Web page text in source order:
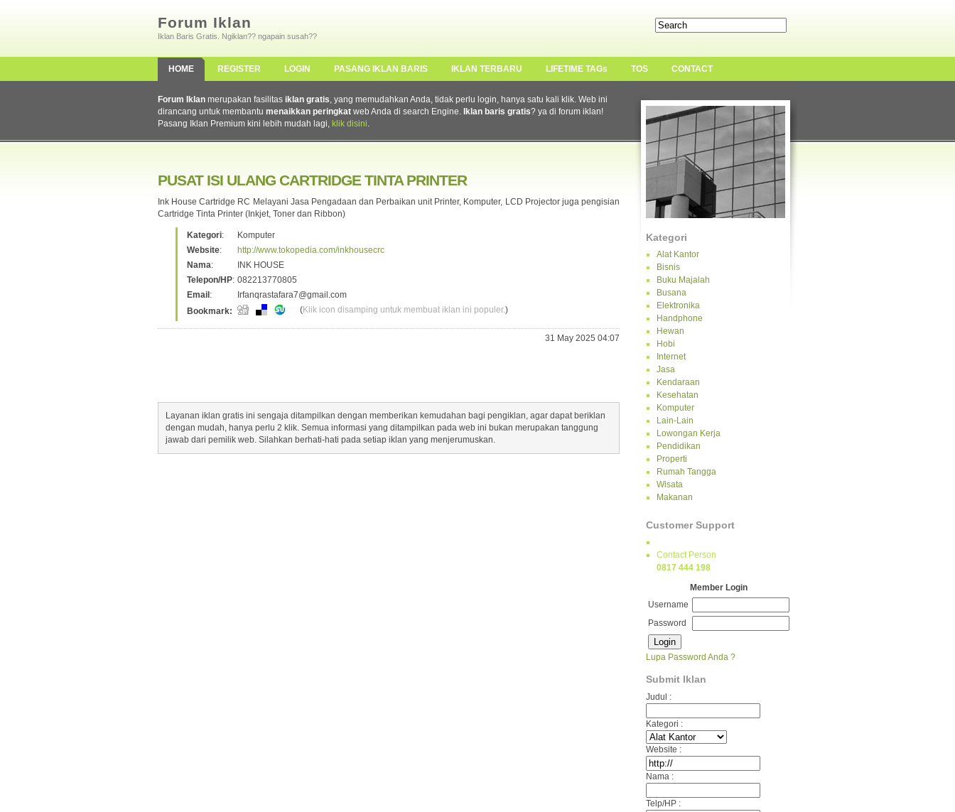
Forum Iklan
Iklan Baris Gratis. Ngiklan?? ngapain susah??
HOME REGISTER LOGIN PASANG IKLAN BARIS IKLAN TERBARU LIFETIME TAGs TOS CONTACT
Kategori
Alat Kantor
Bisnis
Buku Majalah
Busana
Elektronika
Handphone
Hewan
Hobi
Internet
Jasa
Kendaraan
Kesehatan
Komputer
Lain-Lain
Lowongan Kerja
Pendidikan
Properti
Rumah Tangga
Wisata
Makanan
Customer Support
Contact Person
0817 444 198
Member Login
Username
Password
Lupa Password Anda ?
Submit Iklan
Judul :
Kategori :
Website :
Nama :
Telp/HP :
Forum Iklan merupakan fasilitas iklan gratis, yang memudahkan Anda, tidak perlu login, hanya satu kali klik. Web ini
dirancang untuk membantu menaikkan peringkat web Anda di search Engine. Iklan baris gratis? ya di forum iklan!
Pasang Iklan Premium kini lebih mudah lagi, klik disini.
PUSAT ISI ULANG CARTRIDGE TINTA PRINTER
Ink House Cartridge RC Melayani Jasa Pengadaan dan Perbaikan unit Printer, Komputer, LCD Projector juga pengisian
Cartridge Tinta Printer (Inkjet, Toner dan Ribbon)
Kategori:
Komputer
Website:
http://www.tokopedia.com/inkhousecrc
Nama:
INK HOUSE
Telepon/HP: 082213770805
Email :
Irfanqrastafara7@gmail.com
Bookmark:
(Klik icon disamping untuk membuat iklan ini populer.)
31 May 2025 04:07
Layanan iklan gratis ini sengaja ditampilkan dengan memberikan kemudahan bagi pengiklan, agar dapat beriklan
dengan mudah, hanya perlu 2 klik. Semua informasi yang ditampilkan pada web ini bukan merupakan tanggung
jawab dari pemilik web. Silahkan berhati-hati pada setiap iklan yang menjerumuskan.